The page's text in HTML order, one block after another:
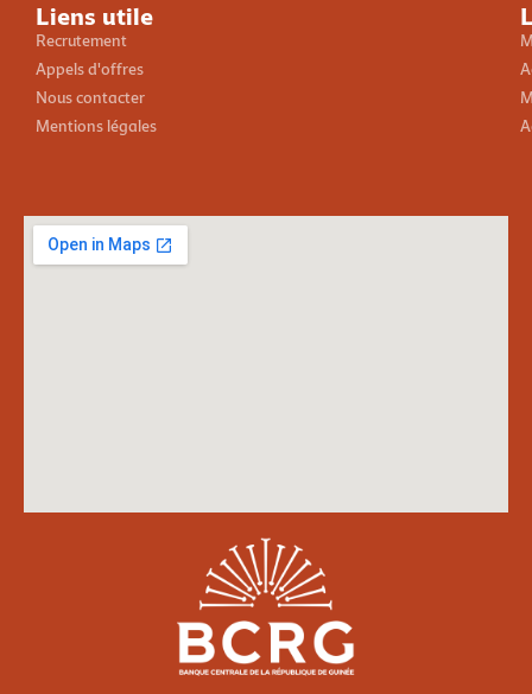
Liens utile
Recrutement
Appels d'offres
Nous contacter
Mentions légales